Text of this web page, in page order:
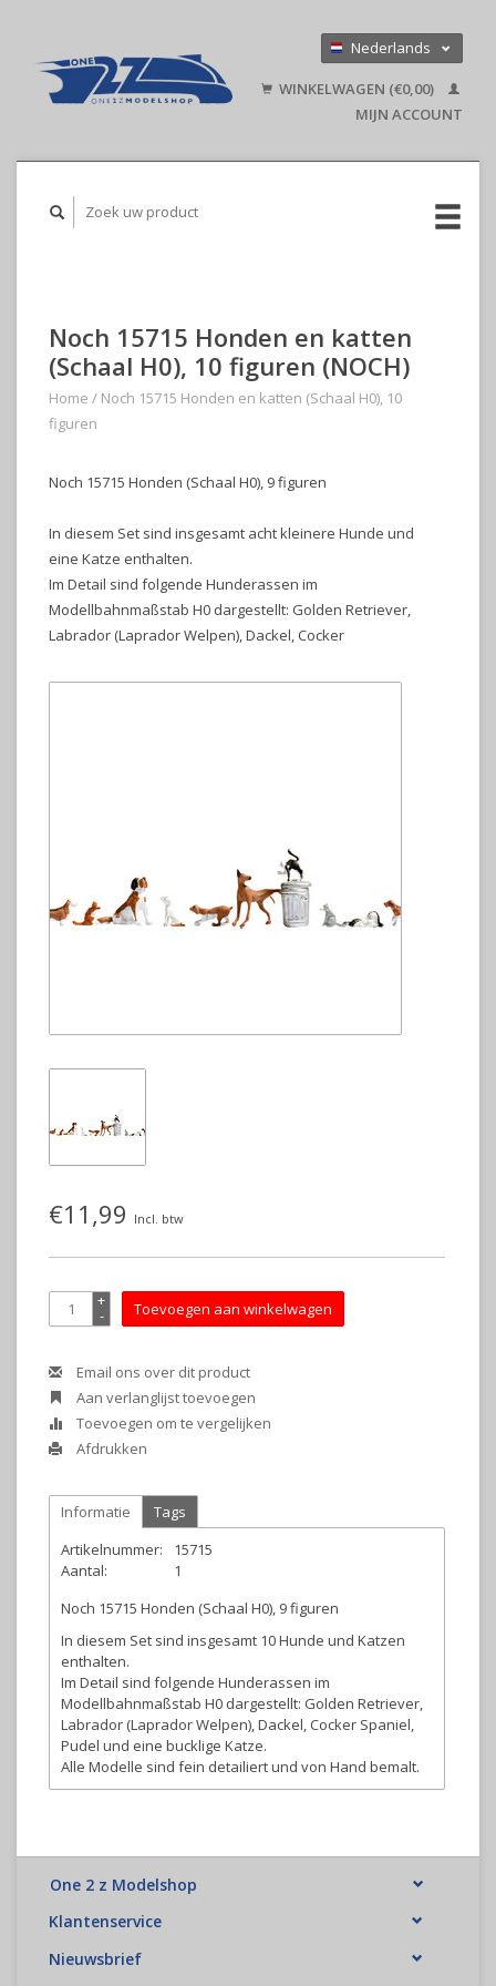
Nederlands
English
WINKELWAGEN (€0,00)
MIJN ACCOUNT
Noch 15715 Honden en katten
(Schaal H0), 10 figuren (NOCH)
Home / Noch 15715 Honden en katten (Schaal H0), 10
figuren
Noch 15715 Honden (Schaal H0), 9 figuren
In diesem Set sind insgesamt acht kleinere Hunde und
eine Katze enthalten.
Im Detail sind folgende Hunderassen im
Modellbahnmaßstab H0 dargestellt: Golden Retriever,
Labrador (Laprador Welpen), Dackel, Cocker
€11,99 Incl. btw
+
- Toevoegen aan winkelwagen
Email ons over dit product
Aan verlanglijst toevoegen
Toevoegen om te vergelijken
Afdrukken
Informatie
Tags
Artikelnummer:
15715
Aantal:
1
Noch 15715 Honden (Schaal H0), 9 figuren
In diesem Set sind insgesamt 10 Hunde und Katzen
enthalten.
Im Detail sind folgende Hunderassen im
Modellbahnmaßstab H0 dargestellt: Golden Retriever,
Labrador (Laprador Welpen), Dackel, Cocker Spaniel,
Pudel und eine bucklige Katze.
Alle Modelle sind fein detailiert und von Hand bemalt.
One 2 z Modelshop
Klantenservice
Nieuwsbrief